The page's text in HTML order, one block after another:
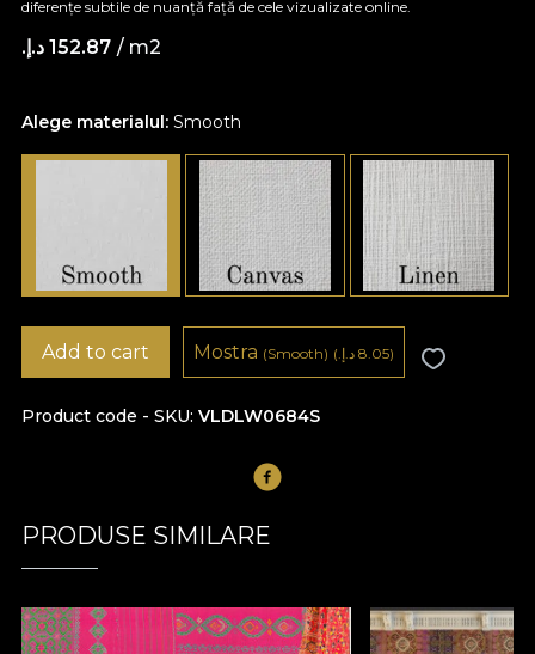
Alege materialul: Smooth
diferențe subtile de nuanță față de cele vizualizate online.
152.87 د.إ.‏ / m2
Product code - SKU VLDLW0684S
Add to cart Mostra (Smooth) ( 8.05 د.إ.‏)
PRODUSE SIMILARE